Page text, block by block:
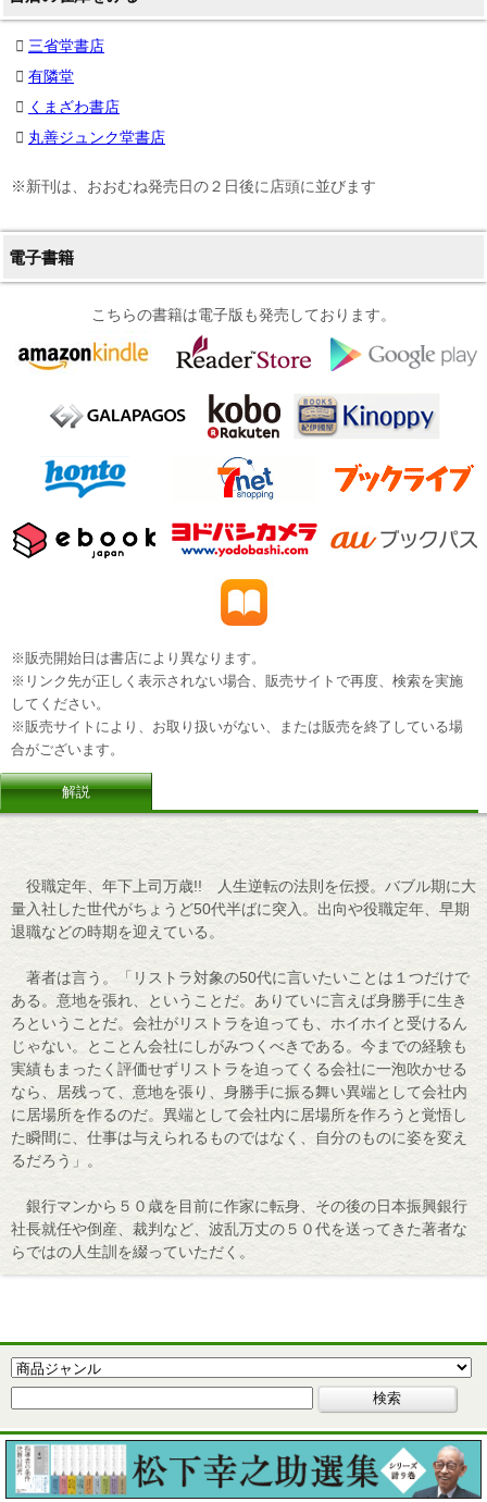
三省堂書店
有隣堂
くまざわ書店
丸善ジュンク堂書店
※新刊は、おおむね発売日の２日後に店頭に並びます
電子書籍
こちらの書籍は電子版も発売しております。
※販売開始日は書店により異なります。
※リンク先が正しく表示されない場合、販売サイトで再度、検索を実施
してください。
※販売サイトにより、お取り扱いがない、または販売を終了している場
合がございます。
解説
役職定年、年下上司万歳!! 人生逆転の法則を伝授。バブル期に大
量入社した世代がちょうど50代半ばに突入。出向や役職定年、早期
退職などの時期を迎えている。
著者は言う。「リストラ対象の50代に言いたいことは１つだけで
ある。意地を張れ、ということだ。ありていに言えば身勝手に生き
ろということだ。会社がリストラを迫っても、ホイホイと受けるん
じゃない。とことん会社にしがみつくべきである。今までの経験も
実績もまったく評価せずリストラを迫ってくる会社に一泡吹かせる
なら、居残って、意地を張り、身勝手に振る舞い異端として会社内
に居場所を作るのだ。異端として会社内に居場所を作ろうと覚悟し
た瞬間に、仕事は与えられるものではなく、自分のものに姿を変え
るだろう」。
銀行マンから５０歳を目前に作家に転身、その後の日本振興銀行
社長就任や倒産、裁判など、波乱万丈の５０代を送ってきた著者な
らではの人生訓を綴っていただく。